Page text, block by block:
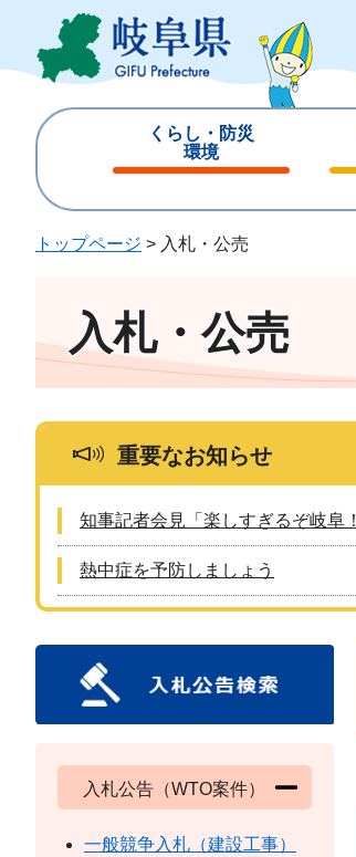
ジ
ュ
くらし・防災
環境
じ
じ
トップページ > 入札・公売
入札・公売
重要なお知らせ
知事記者会見「楽しすぎるぞ岐阜
熱中症を予防しましょう
入札公告（WTO案件）
一般競争入札（建設工事）